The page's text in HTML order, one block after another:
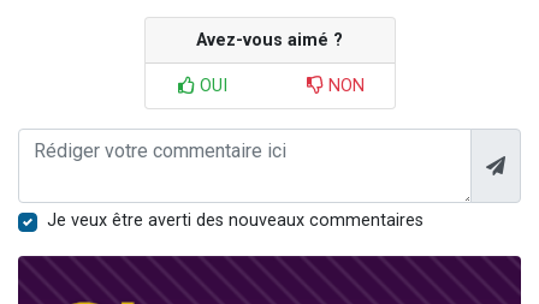
Avez-vous aimé ?
OUI NON
Je veux être averti des nouveaux commentaires